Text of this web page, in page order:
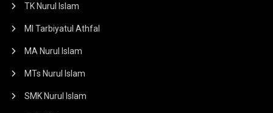
TK Nurul Islam
MI Tarbiyatul Athfal
MA Nurul Islam
MTs Nurul Islam
SMK Nurul Islam